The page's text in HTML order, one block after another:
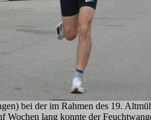
bei der im Rahmen des 19.
Wochen lang konnte der